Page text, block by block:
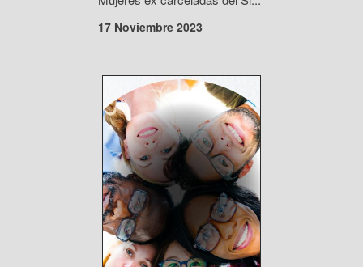
17 Noviembre 2023